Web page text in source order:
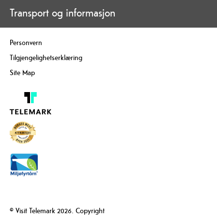
Transport og informasjon
Personvern
Tilgjengelighetserklæring
Site Map
© Visit Telemark 2026. Copyright